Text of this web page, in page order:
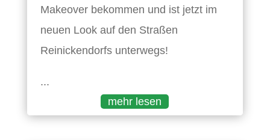
Makeover bekommen und ist jetzt im
neuen Look auf den Straßen
Reinickendorfs unterwegs!
...
mehr lesen